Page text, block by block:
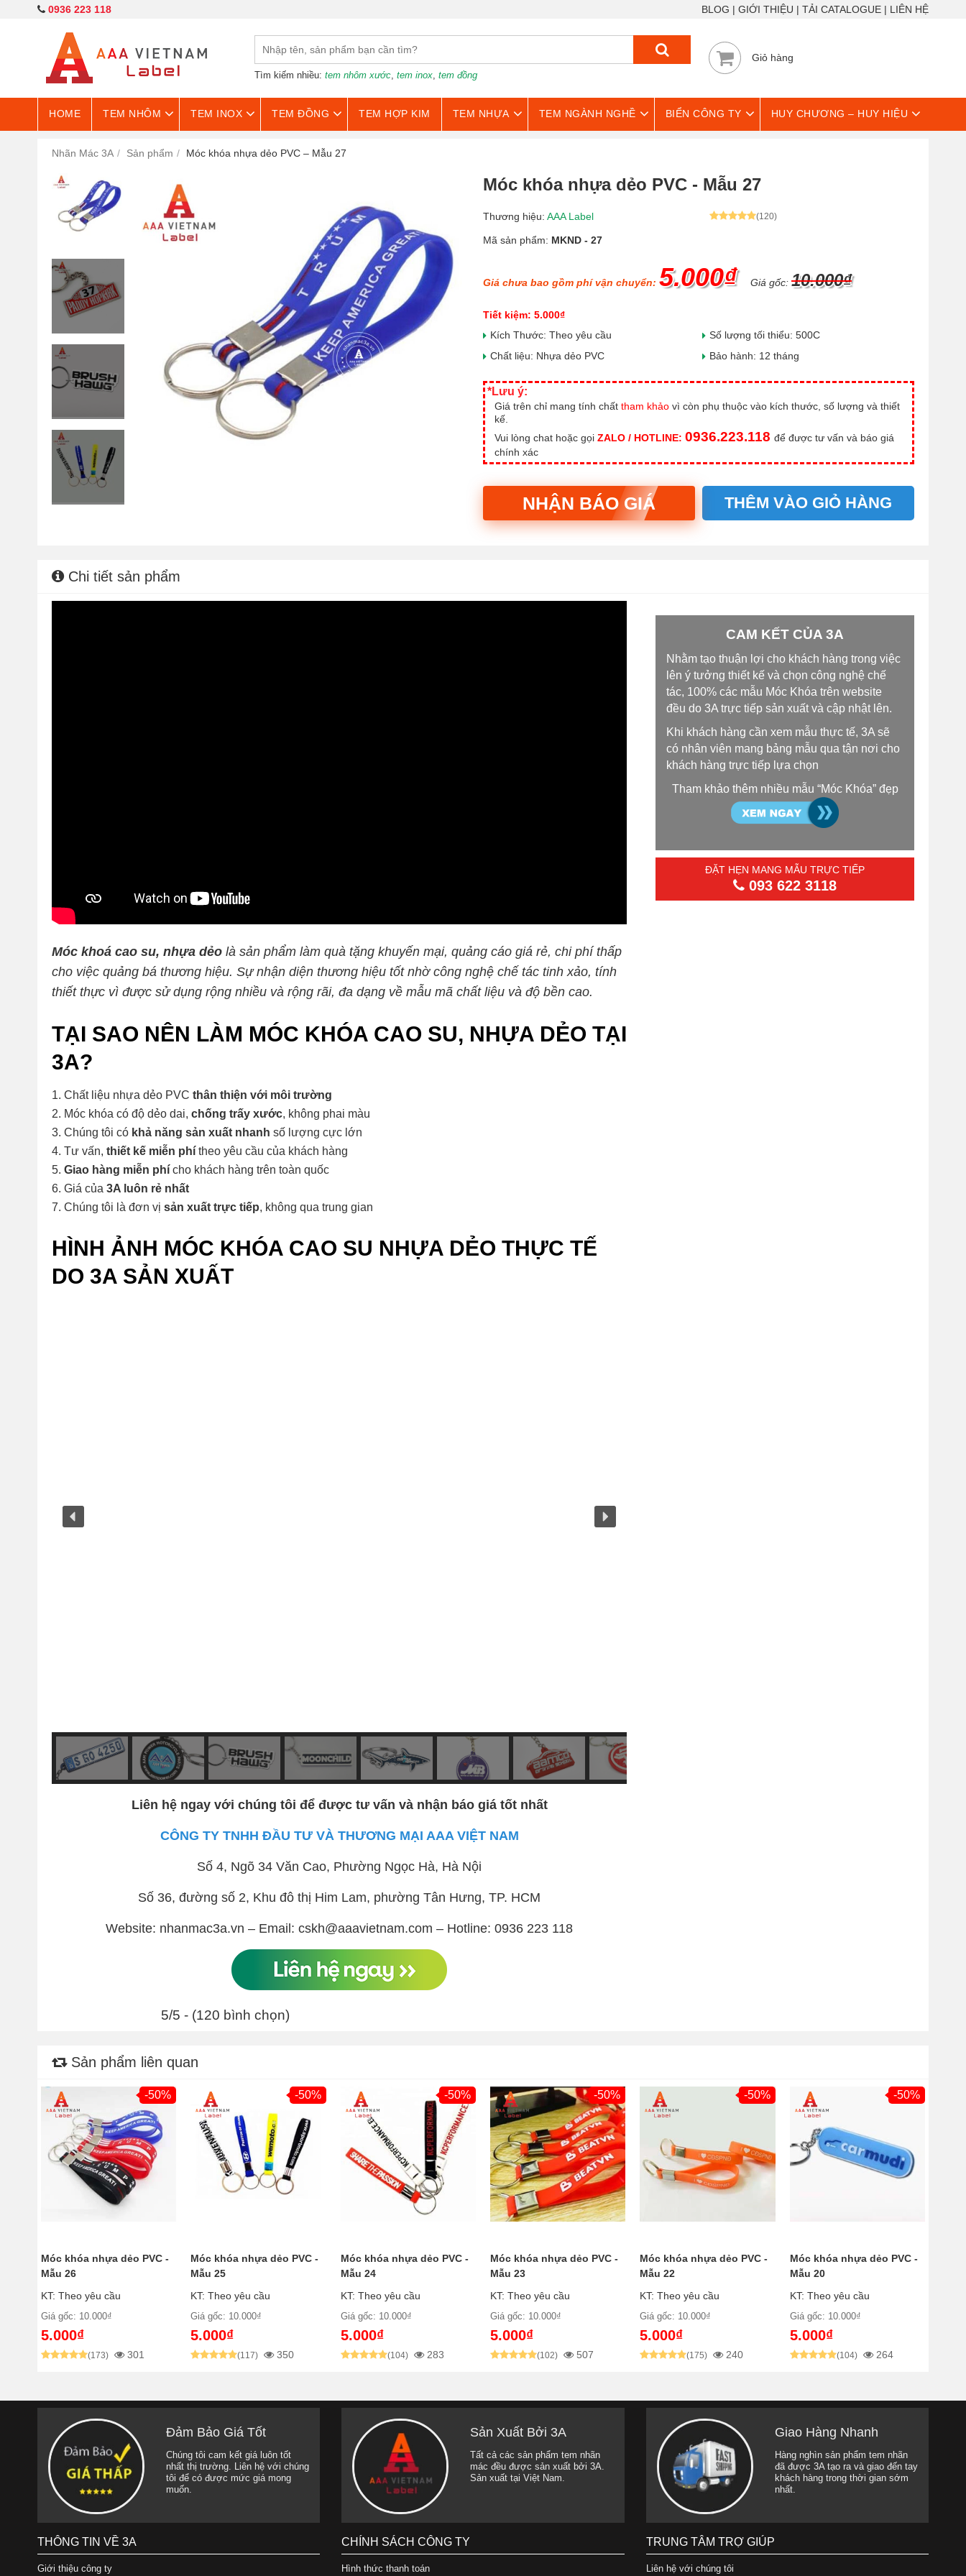
0936 223 118 BLOG GIỚI THIỆU TẢI CATALOGUE LIÊN HỆ
Tìm kiếm nhiều: tem nhôm xước, tem inox, tem đồng
Giỏ hàng
HOME TEM NHÔM TEM INOX TEM ĐỒNG TEM HỢP KIM TEM NHỰA TEM NGÀNH NGHỀ BIỂN CÔNG TY HUY CHƯƠNG – HUY HIỆU
Nhãn Mác 3A Sản phẩm Móc khóa nhựa dẻo PVC – Mẫu 27
Móc khóa nhựa dẻo PVC - Mẫu 27
Thương hiệu: AAA Label (120)
Mã sản phẩm: MKND - 27
Giá chưa bao gồm phí vận chuyển: 5.000₫ Giá gốc: 10.000₫
Tiết kiệm: 5.000₫
Kích Thước: Theo yêu cầu
Chất liệu: Nhựa dẻo PVC
Số lượng tối thiểu: 500C
Bảo hành: 12 tháng
*Lưu ý:
Giá trên chỉ mang tính chất tham khảo vì còn phụ thuộc vào kích thước, số lượng và thiết
kế.
Vui lòng chat hoặc gọi ZALO / HOTLINE: 0936.223.118 để được tư vấn và báo giá
chính xác
NHẬN BÁO GIÁ THÊM VÀO GIỎ HÀNG
Chi tiết sản phẩm
Móc khoá cao su, nhựa dẻo là sản phẩm làm quà tặng khuyến mại, quảng cáo giá rẻ, chi phí thấp
cho việc quảng bá thương hiệu. Sự nhận diện thương hiệu tốt nhờ công nghệ chế tác tinh xảo, tính
thiết thực vì được sử dụng rộng nhiều và rộng rãi, đa dạng về mẫu mã chất liệu và độ bền cao.
TẠI SAO NÊN LÀM MÓC KHÓA CAO SU, NHỰA DẺO TẠI
3A?
Chất liệu nhựa dẻo PVC thân thiện với môi trường
Móc khóa có độ dẻo dai, chống trấy xước, không phai màu
Chúng tôi có khả năng sản xuất nhanh số lượng cực lớn
Tư vấn, thiết kế miễn phí theo yêu cầu của khách hàng
Giao hàng miễn phí cho khách hàng trên toàn quốc
Giá của 3A luôn rẻ nhất
Chúng tôi là đơn vị sản xuất trực tiếp, không qua trung gian
HÌNH ẢNH MÓC KHÓA CAO SU NHỰA DẺO THỰC TẾ
DO 3A SẢN XUẤT
Liên hệ ngay với chúng tôi để được tư vấn và nhận báo giá tốt nhất
CÔNG TY TNHH ĐẦU TƯ VÀ THƯƠNG MẠI AAA VIỆT NAM
Số 4, Ngõ 34 Văn Cao, Phường Ngọc Hà, Hà Nội
Số 36, đường số 2, Khu đô thị Him Lam, phường Tân Hưng, TP. HCM
Website: nhanmac3a.vn – Email: cskh@aaavietnam.com – Hotline: 0936 223 118
5/5 - (120 bình chọn)
CAM KẾT CỦA 3A
Nhằm tạo thuận lợi cho khách hàng trong việc
lên ý tưởng thiết kế và chọn công nghệ chế
tác, 100% các mẫu Móc Khóa trên website
đều do 3A trực tiếp sản xuất và cập nhật lên.
Khi khách hàng cần xem mẫu thực tế, 3A sẽ
có nhân viên mang bảng mẫu qua tận nơi cho
khách hàng trực tiếp lựa chọn
Tham khảo thêm nhiều mẫu “Móc Khóa” đẹp
ĐẶT HẸN MANG MẪU TRỰC TIẾP
093 622 3118
Sản phẩm liên quan
-50%
Móc khóa nhựa dẻo PVC -
Mẫu 26
KT: Theo yêu cầu
Giá gốc: 10.000₫
5.000₫
(173) 301
-50%
Móc khóa nhựa dẻo PVC -
Mẫu 25
KT: Theo yêu cầu
Giá gốc: 10.000₫
5.000₫
(117) 350
-50%
Móc khóa nhựa dẻo PVC -
Mẫu 24
KT: Theo yêu cầu
Giá gốc: 10.000₫
5.000₫
(104) 283
-50%
Móc khóa nhựa dẻo PVC -
Mẫu 23
KT: Theo yêu cầu
Giá gốc: 10.000₫
5.000₫
(102) 507
-50%
Móc khóa nhựa dẻo PVC -
Mẫu 22
KT: Theo yêu cầu
Giá gốc: 10.000₫
5.000₫
(175) 240
-50%
Móc khóa nhựa dẻo PVC -
Mẫu 20
KT: Theo yêu cầu
Giá gốc: 10.000₫
5.000₫
(104) 264
Đảm Bảo Giá Tốt
Chúng tôi cam kết giá luôn tốt
nhất thị trường. Liên hệ với chúng
tôi để có được mức giá mong
muốn.
Sản Xuất Bởi 3A
Tất cả các sản phẩm tem nhãn
mác đều được sản xuất bởi 3A.
Sản xuất tại Việt Nam.
Giao Hàng Nhanh
Hàng nghìn sản phẩm tem nhãn
đã được 3A tạo ra và giao đến tay
khách hàng trong thời gian sớm
nhất.
THÔNG TIN VỀ 3A
Giới thiệu công ty
CHÍNH SÁCH CÔNG TY
Hình thức thanh toán
TRUNG TÂM TRỢ GIÚP
Liên hệ với chúng tôi